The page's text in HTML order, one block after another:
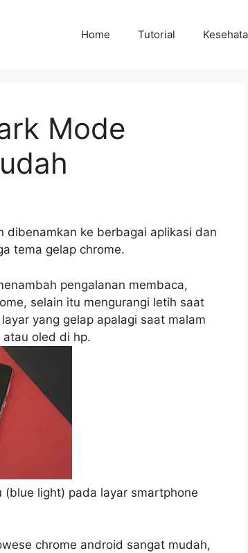
Home Tutorial
Mode
dibenamkan ke berbagai aplikasi dan
tema gelap chrome.
pengalanan membaca,
selain itu mengurangi letih saat
yang gelap apalagi saat malam
oled di hp.
(blue light) pada layar smartphone
chrome android sangat mudah,